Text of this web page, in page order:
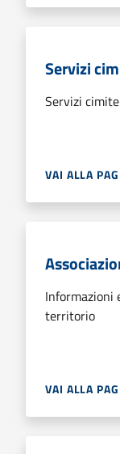
Servizi
Servizi
VAI ALLA
Informazioni
territorio
VAI ALLA